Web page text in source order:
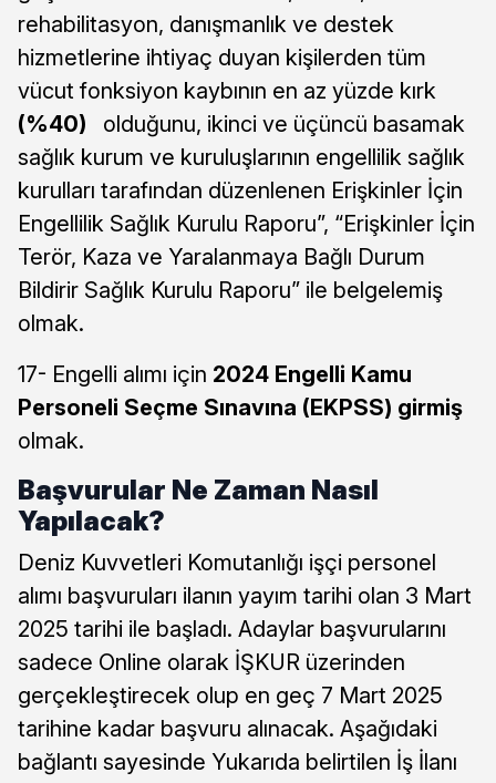
rehabilitasyon, danışmanlık ve destek
hizmetlerine ihtiyaç duyan kişilerden tüm
vücut fonksiyon kaybının en az yüzde kırk
(%40)
olduğunu, ikinci ve üçüncü basamak
sağlık kurum ve kuruluşlarının engellilik sağlık
kurulları tarafından düzenlenen Erişkinler İçin
Engellilik Sağlık Kurulu Raporu”, “Erişkinler İçin
Terör, Kaza ve Yaralanmaya Bağlı Durum
Bildirir Sağlık Kurulu Raporu” ile belgelemiş
olmak.
17- Engelli alımı için 2024 Engelli Kamu
Personeli Seçme Sınavına (EKPSS) girmiş
olmak.
Başvurular Ne Zaman Nasıl
Yapılacak?
Deniz Kuvvetleri Komutanlığı işçi personel
alımı başvuruları ilanın yayım tarihi olan 3 Mart
2025 tarihi ile başladı. Adaylar başvurularını
sadece Online olarak İŞKUR üzerinden
gerçekleştirecek olup en geç 7 Mart 2025
tarihine kadar başvuru alınacak. Aşağıdaki
bağlantı sayesinde Yukarıda belirtilen İş İlanı